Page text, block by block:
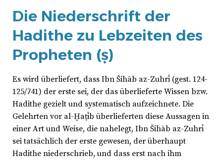
Die Niederschrift der
Hadithe zu Lebzeiten des
Propheten (ṣ)
Es wird überliefert, dass Ibn Šihāb az-Zuhrī (gest. 124-
125/741) der erste sei, der das überlieferte Wissen bzw.
Hadithe gezielt und systematisch aufzeichnete. Die
Gelehrten vor al-Ḫaṭīb überlieferten diese Aussagen in
einer Art und Weise, die nahelegt, Ibn Šihāb az-Zuhrī
sei tatsächlich der erste gewesen, der überhaupt
Hadithe niederschrieb, und dass erst nach ihm